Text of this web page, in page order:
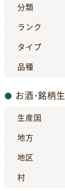
分類
ランク
タイプ
品種
お酒･銘柄
生産国
地方
地区
村